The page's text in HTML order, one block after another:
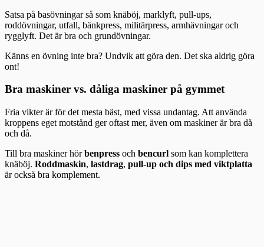
Satsa på basövningar så som knäböj, marklyft, pull-ups,
roddövningar, utfall, bänkpress, militärpress, armhävningar och
rygglyft. Det är bra och grundövningar.
Känns en övning inte bra? Undvik att göra den. Det ska aldrig göra
ont!
Bra maskiner vs. dåliga maskiner på gymmet
Fria vikter är för det mesta bäst, med vissa undantag. Att använda
kroppens eget motstånd ger oftast mer, även om maskiner är bra då
och då.
Till bra maskiner hörbenpress och bencurl som kan komplettera
knäböj. Roddmaskin, lastdrag, pull-up och dips med viktplatta
är också bra komplement.